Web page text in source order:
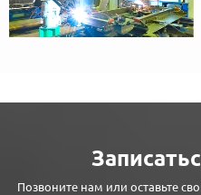
Позвоните нам или оставьте